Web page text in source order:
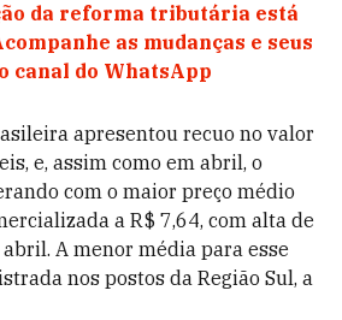
da reforma tributária está
as mudanças e seus
canal do WhatsApp
apresentou recuo no valor
e, assim como em abril, o
com o maior preço médio
a R$ 7,64, com alta de
A menor média para esse
nos postos da Região Sul, a